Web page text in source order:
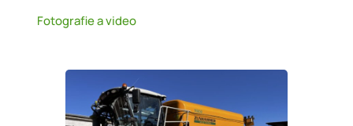
Fotografie a video